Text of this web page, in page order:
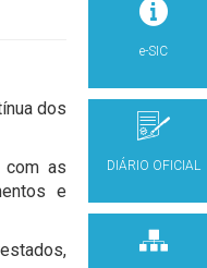
dos
com as
e
e-SIC
DIÁRIO OFICIAL